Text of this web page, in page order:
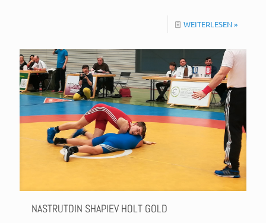
WEITERLESEN »
NASTRUTDIN SHAPIEV HOLT GOLD